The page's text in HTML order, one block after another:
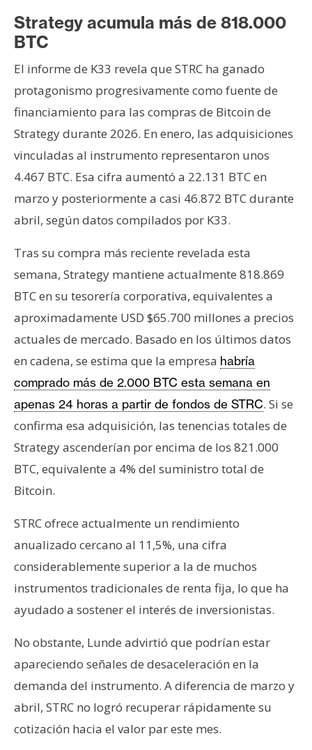
Strategy acumula más de 818.000
BTC
El informe de K33 revela que STRC ha ganado
protagonismo progresivamente como fuente de
financiamiento para las compras de Bitcoin de
Strategy durante 2026. En enero, las adquisiciones
vinculadas al instrumento representaron unos
4.467 BTC. Esa cifra aumentó a 22.131 BTC en
marzo y posteriormente a casi 46.872 BTC durante
abril, según datos compilados por K33.
Tras su compra más reciente revelada esta
semana, Strategy mantiene actualmente 818.869
BTC en su tesorería corporativa, equivalentes a
aproximadamente USD $65.700 millones a precios
actuales de mercado. Basado en los últimos datos
en cadena, se estima que la empresa habría
comprado más de 2.000 BTC esta semana en
apenas 24 horas a partir de fondos de STRC. Si se
confirma esa adquisición, las tenencias totales de
Strategy ascenderían por encima de los 821.000
BTC, equivalente a 4% del suministro total de
Bitcoin.
STRC ofrece actualmente un rendimiento
anualizado cercano al 11,5%, una cifra
considerablemente superior a la de muchos
instrumentos tradicionales de renta fija, lo que ha
ayudado a sostener el interés de inversionistas.
No obstante, Lunde advirtió que podrían estar
apareciendo señales de desaceleración en la
demanda del instrumento. A diferencia de marzo y
abril, STRC no logró recuperar rápidamente su
cotización hacia el valor par este mes.